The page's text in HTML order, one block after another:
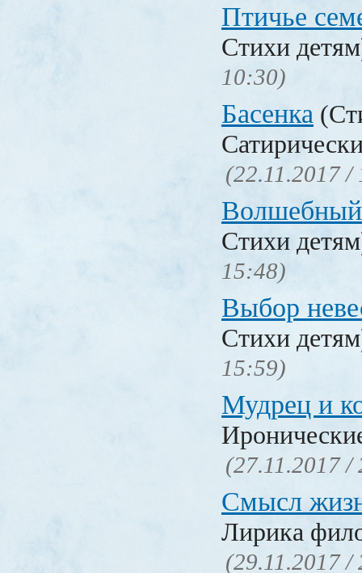
Птичье
Стихи
10:30)
Басенка
(22.11.2017 /
Стихи
15:48)
Выбор
Стихи
15:59)
Мудрец и
(27.11.2017 /
Смысл
Лирика
(29.11.2017 /